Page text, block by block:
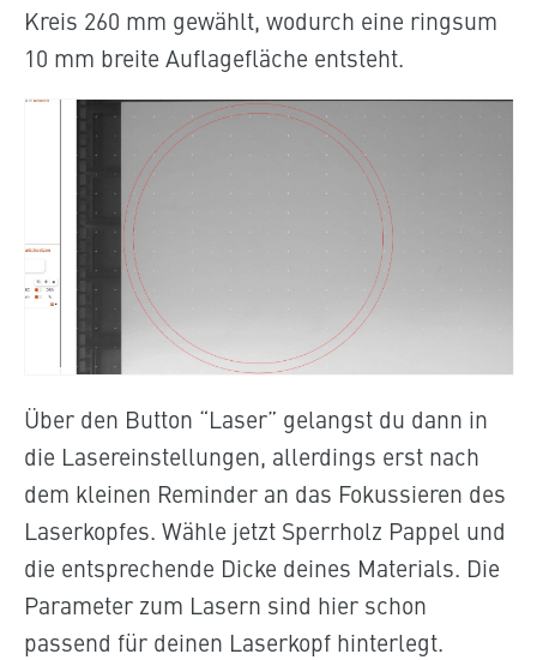
Kreis 260 mm gewählt, wodurch eine ringsum
10 mm breite Auflagefläche entsteht.
Über den Button “Laser” gelangst du dann in
die Lasereinstellungen, allerdings erst nach
dem kleinen Reminder an das Fokussieren des
Laserkopfes. Wähle jetzt Sperrholz Pappel und
die entsprechende Dicke deines Materials. Die
Parameter zum Lasern sind hier schon
passend für deinen Laserkopf hinterlegt.